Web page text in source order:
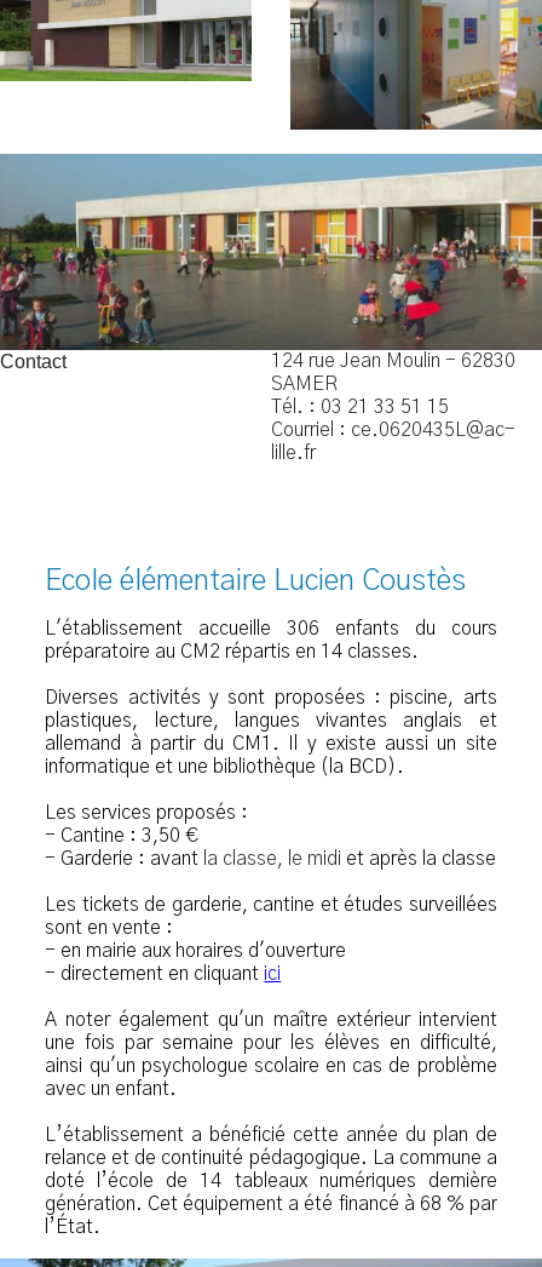
Contact
124 rue Jean Moulin - 62830
SAMER
Tél. : 03 21 33 51 15
Courriel : ce.0620435L@ac-
lille.fr
Ecole élémentaire Lucien Coustès
L'établissement accueille 306 enfants du cours
préparatoire au CM2 répartis en 14 classes.
Diverses activités y sont proposées : piscine, arts
plastiques, lecture, langues vivantes anglais et
allemand à partir du CM1. Il y existe aussi un site
informatique et une bibliothèque (la BCD).
Les services proposés :
- Cantine : 3,50 €
- Garderie : avant la classe, le midi et après la classe
Les tickets de garderie, cantine et études surveillées
sont en vente :
- en mairie aux horaires d'ouverture
- directement en cliquant ici
A noter également qu'un maître extérieur intervient
une fois par semaine pour les élèves en difficulté,
ainsi qu'un psychologue scolaire en cas de problème
avec un enfant.
L’établissement a bénéficié cette année du plan de
relance et de continuité pédagogique. La commune a
doté l’école de 14 tableaux numériques dernière
génération. Cet équipement a été financé à 68 % par
l’État.